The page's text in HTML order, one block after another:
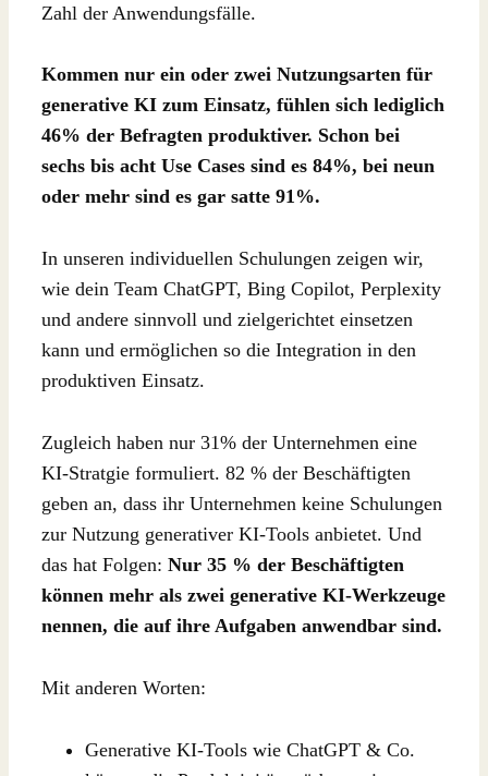
Zahl der Anwendungsfälle.
Kommen nur ein oder zwei Nutzungsarten für
generative KI zum Einsatz, fühlen sich lediglich
46% der Befragten produktiver. Schon bei
sechs bis acht Use Cases sind es 84%, bei neun
oder mehr sind es gar satte 91%.
In unseren individuellen Schulungen zeigen wir,
wie dein Team ChatGPT, Bing Copilot, Perplexity
und andere sinnvoll und zielgerichtet einsetzen
kann und ermöglichen so die Integration in den
produktiven Einsatz.
Zugleich haben nur 31% der Unternehmen eine
KI-Stratgie formuliert. 82 % der Beschäftigten
geben an, dass ihr Unternehmen keine Schulungen
zur Nutzung generativer KI-Tools anbietet. Und
das hat Folgen: Nur 35 % der Beschäftigten
können mehr als zwei generative KI-Werkzeuge
nennen, die auf ihre Aufgaben anwendbar sind.
Mit anderen Worten:
Generative KI-Tools wie ChatGPT & Co.